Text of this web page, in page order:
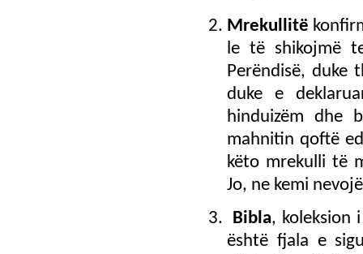
Mrekullitë
le të shikojmë
Perëndisë, duke
duke e
hinduizëm dhe
mahnitin qoftë
këto mrekulli të
Jo, ne kemi
Bibla, koleksion
është fjala e